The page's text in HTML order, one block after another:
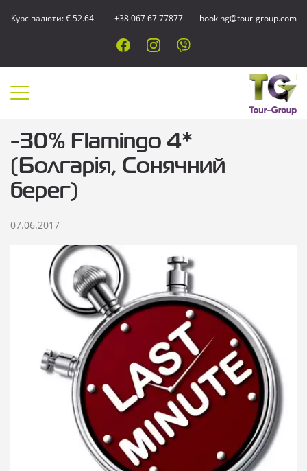
Курс валюти: € 52.64 +38 067 67 77877 booking@tour-group.com
-30% Flamingo 4*
(Болгарія, Сонячний
берег)
07.06.2017